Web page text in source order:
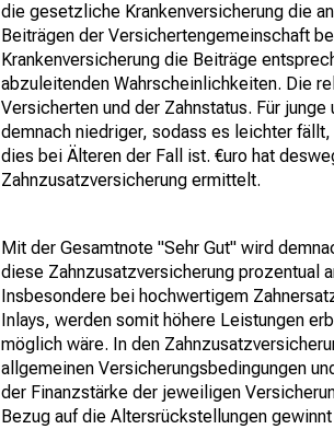
die gesetzliche Krankenversicherung die
Beiträgen der Versichertengemeinschaft
Krankenversicherung die Beiträge
abzuleitenden Wahrscheinlichkeiten. Die
Versicherten und der Zahnstatus. Für
demnach niedriger, sodass es leichter
dies bei Älteren der Fall ist. €uro hat
Zahnzusatzversicherung ermittelt.
Mit der Gesamtnote "Sehr Gut" wird
diese Zahnzusatzversicherung prozentual
Insbesondere bei hochwertigem
Inlays, werden somit höhere Leistungen
möglich wäre. In den
allgemeinen Versicherungsbedingungen
der Finanzstärke der jeweiligen
Bezug auf die Altersrückstellungen